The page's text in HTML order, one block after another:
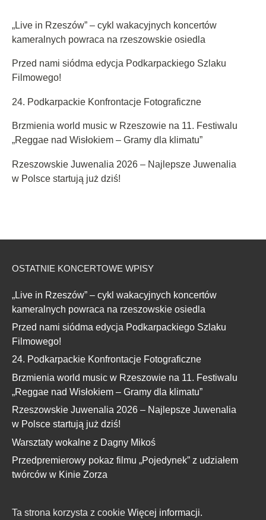
„Live in Rzeszów” – cykl wakacyjnych koncertów
kameralnych powraca na rzeszowskie osiedla
Przed nami siódma edycja Podkarpackiego Szlaku
Filmowego!
24. Podkarpackie Konfrontacje Fotograficzne
Brzmienia world music w Rzeszowie na 11. Festiwalu
„Reggae nad Wisłokiem – Gramy dla klimatu”
Rzeszowskie Juwenalia 2026 – Najlepsze Juwenalia
w Polsce startują już dziś!
OSTATNIE KONCERTOWE WPISY
„Live in Rzeszów” – cykl wakacyjnych koncertów
kameralnych powraca na rzeszowskie osiedla
Przed nami siódma edycja Podkarpackiego Szlaku
Filmowego!
24. Podkarpackie Konfrontacje Fotograficzne
Brzmienia world music w Rzeszowie na 11. Festiwalu
„Reggae nad Wisłokiem – Gramy dla klimatu”
Rzeszowskie Juwenalia 2026 – Najlepsze Juwenalia
w Polsce startują już dziś!
Warsztaty wokalne z Dagny Mikoś
Przedpremierowy pokaz filmu „Pojedynek” z udziałem
twórców w Kinie Zorza
Ta strona korzysta z cookie Więcej informacji.